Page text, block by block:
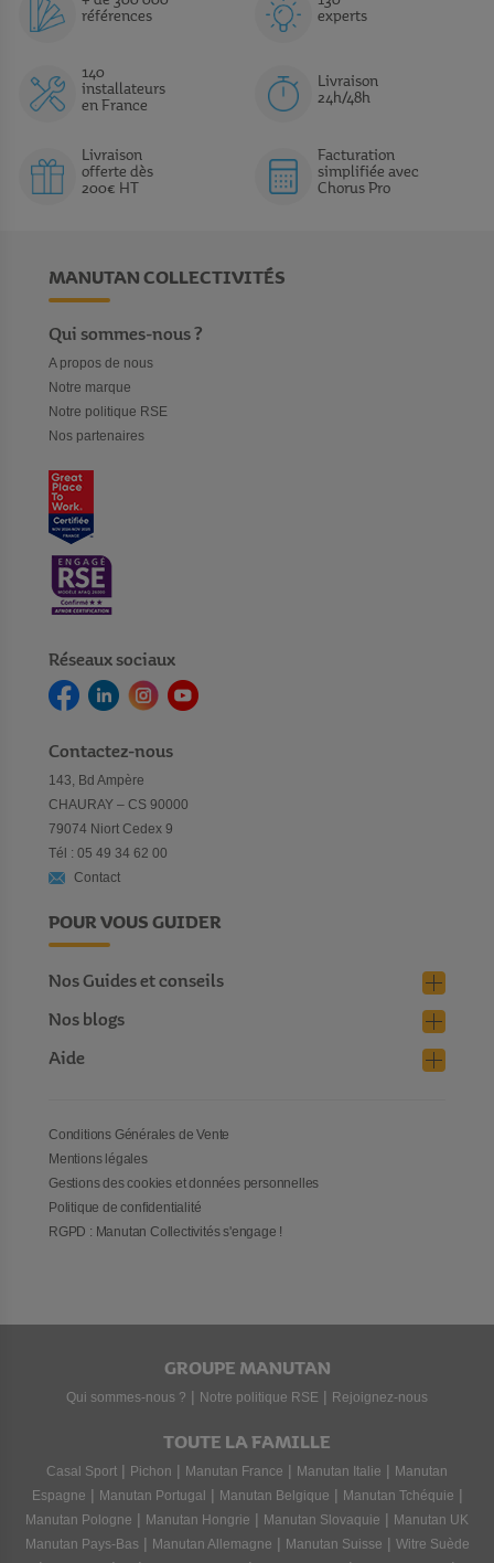
références
experts
140
installateurs
en France
Livraison
24h/48h
Livraison
offerte dès
200€ HT
Facturation
simplifiée avec
Chorus Pro
MANUTAN COLLECTIVITÉS
Qui sommes-nous ?
A propos de nous
Notre marque
Notre politique RSE
Nos partenaires
Réseaux sociaux
Contactez-nous
143, Bd Ampère
CHAURAY – CS 90000
79074 Niort Cedex 9
Tél : 05 49 34 62 00
Contact
POUR VOUS GUIDER
Nos Guides et conseils
Nos blogs
Aide
Conditions Générales de Vente
Mentions légales
Gestions des cookies et données personnelles
Politique de confidentialité
RGPD : Manutan Collectivités s'engage !
GROUPE MANUTAN
Qui sommes-nous ? | Notre politique RSE | Rejoignez-nous
TOUTE LA FAMILLE
Casal Sport | Pichon | Manutan France | Manutan Italie | Manutan
Espagne | Manutan Portugal | Manutan Belgique | Manutan Tchéquie |
Manutan Pologne | Manutan Hongrie | Manutan Slovaquie | Manutan UK
Manutan Pays-Bas | Manutan Allemagne | Manutan Suisse | Witre Suède